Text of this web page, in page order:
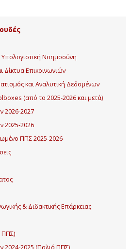
Νοημοσύνη
Δίκτυα Επικοινωνιών
και Αναλυτική Δεδομένων
(από το 2025-2026 και μετά)
2026-2027
2025-2026
ΠΠΣ 2025-2026
& Διδακτικής Επάρκειας
ΠΠΣ)